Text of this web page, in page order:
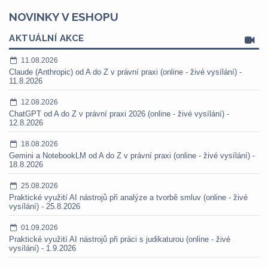
NOVINKY V ESHOPU
AKTUÁLNÍ AKCE
11.08.2026
Claude (Anthropic) od A do Z v právní praxi (online - živé vysílání) -
11.8.2026
12.08.2026
ChatGPT od A do Z v právní praxi 2026 (online - živé vysílání) -
12.8.2026
18.08.2026
Gemini a NotebookLM od A do Z v právní praxi (online - živé vysílání) -
18.8.2026
25.08.2026
Praktické využití AI nástrojů při analýze a tvorbě smluv (online - živé
vysílání) - 25.8.2026
01.09.2026
Praktické využití AI nástrojů při práci s judikaturou (online - živé
vysílání) - 1.9.2026